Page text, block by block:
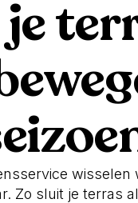
wisselen
Zo sluit je terras